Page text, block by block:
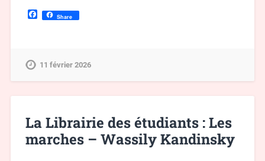
Facebook
Share
11 février 2026
La Librairie des étudiants : Les
marches – Wassily Kandinsky